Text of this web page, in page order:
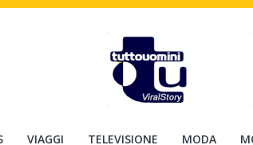
VIAGGI TELEVISIONE MODA